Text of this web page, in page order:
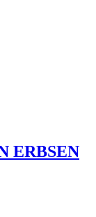
ERBSEN